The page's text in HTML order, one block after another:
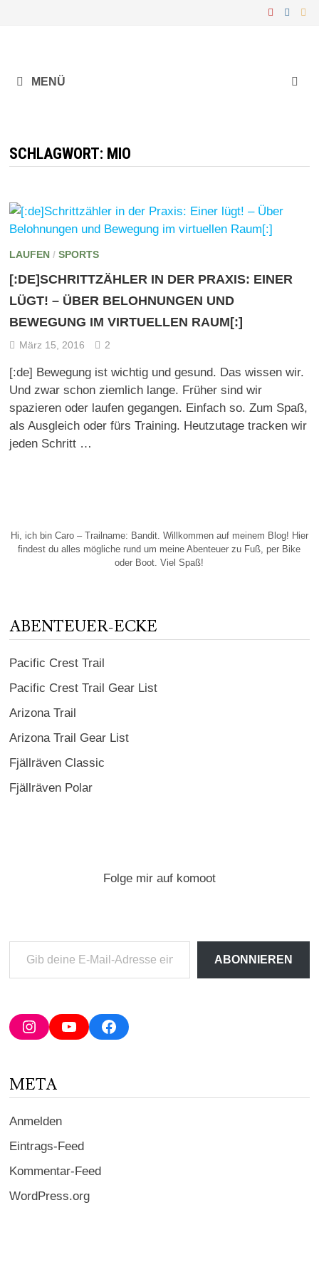
MENÜ
SCHLAGWORT: MIO
LAUFEN/ SPORTS
[:DE]SCHRITTZÄHLER IN DER PRAXIS: EINER
LÜGT! – ÜBER BELOHNUNGEN UND
BEWEGUNG IM VIRTUELLEN RAUM[:]
März 15, 2016 2
[:de] Bewegung ist wichtig und gesund. Das wissen wir.
Und zwar schon ziemlich lange. Früher sind wir
spazieren oder laufen gegangen. Einfach so. Zum Spaß,
als Ausgleich oder fürs Training. Heutzutage tracken wir
jeden Schritt …
Hi, ich bin Caro – Trailname: Bandit. Willkommen auf meinem Blog! Hier
findest du alles mögliche rund um meine Abenteuer zu Fuß, per Bike
oder Boot. Viel Spaß!
ABENTEUER-ECKE
Pacific Crest Trail
Pacific Crest Trail Gear List
Arizona Trail
Arizona Trail Gear List
Fjällräven Classic
Fjällräven Polar
Folge mir auf komoot
deine
Adresse
ein ...
ABONNIEREN
InstagramYouTubeFacebook
META
Anmelden
Eintrags-Feed
Kommentar-Feed
WordPress.org